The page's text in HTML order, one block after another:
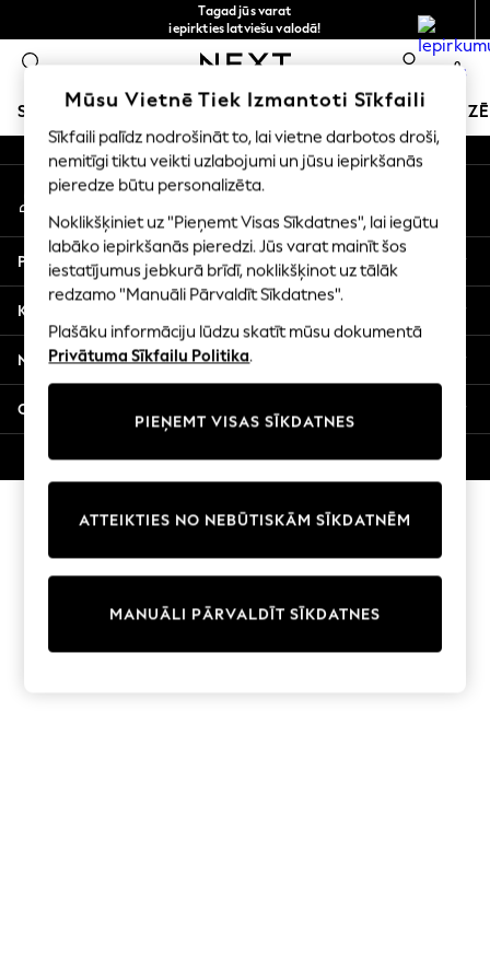
Tagad jūs varat
iepirkties latviešu valodā!
Ātrāk un drošāk,
norēķināšanās ar Maksājums caur banku
0
SKOLAS APĢĒRBS SVĒTKU VEIKALS MEITENES
SCHOOLWEAR
All Boys Schoolwear
Shoes
Trousers
Shorts
Shirts
Polo Shirts
Sweatshirts & Jumpers
Multipacks
All Boys Sport & Swimwear
Swimwear
Tops
Joggers
An error occurred on client
Mūsu sociālie tīkli
Mans konts
Pierakstieties savā kontā
Palīdzība
Konfidencialitāte un juridiskā informācija
Nodaļas
Citi pakalpojumi
© 2026 Next Germany GmbH. Visas tiesības aizsargātas.
Mūsu Vietnē Tiek Izmantoti Sīkfaili
Sīkfaili palīdz nodrošināt to, lai vietne darbotos droši,
nemitīgi tiktu veikti uzlabojumi un jūsu iepirkšanās
pieredze būtu personalizēta.
Noklikšķiniet uz "Pieņemt Visas Sīkdatnes", lai iegūtu
labāko iepirkšanās pieredzi. Jūs varat mainīt šos
iestatījumus jebkurā brīdī, noklikšķinot uz tālāk
redzamo "Manuāli Pārvaldīt Sīkdatnes".
Plašāku informāciju lūdzu skatīt mūsu dokumentā
Privātuma Sīkfailu Politika.
PIEŅEMT VISAS SĪKDATNES
MANUĀLI PĀRVALDĪT SĪKDATNES
ATTEIKTIES NO NEBŪTISKĀM SĪKDATNĒM